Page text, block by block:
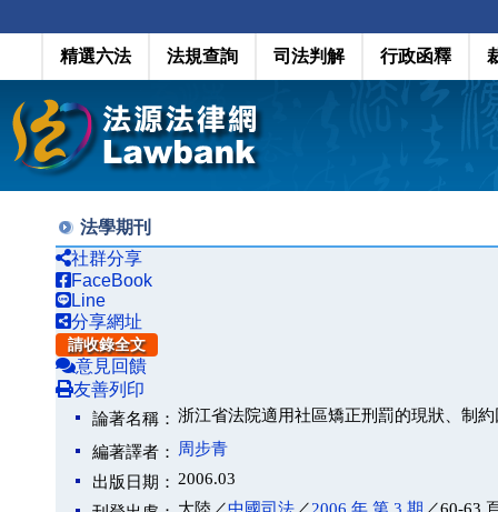
精選六法 法規查詢 司法判解 行政函釋
法學期刊
社群分享
FaceBook
Line
分享網址
請收錄全文
意見回饋
友善列印
論著名稱： 浙江省法院適用社區矯正刑罰的現狀、制
編著譯者：
周步青
出版日期： 2006.03